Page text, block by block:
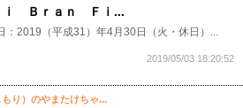
ｉ Ｂｒａｎ Ｆｉ...
：2019（平成31）年4月30日（火・休日）...
2019/05/03 18:20:52
り）のやまたけちゃ...